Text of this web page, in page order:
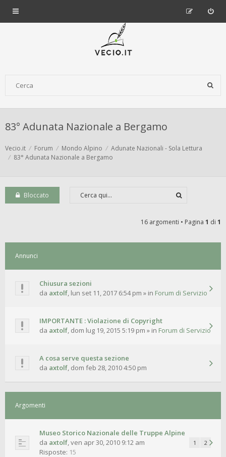
83° Adunata Nazionale a Bergamo
Vecio.it Forum Mondo Alpino
Adunate Nazionali - Sola Lettura
83° Adunata Nazionale a Bergamo
Bloccato
16 argomenti • Pagina 1 di 1
Annunci
Chiusura sezioni
da axtolf, lun set 11, 2017 6:54 pm » in Forum di Servizio
IMPORTANTE : Violazione di Copyright
da axtolf, dom lug 19, 2015 5:19 pm » in Forum di Servizio
A cosa serve questa sezione
da axtolf, dom feb 28, 2010 4:50 pm
Argomenti
Museo Storico Nazionale delle Truppe Alpine
da axtolf,ven apr 30, 2010 9:12 am 1 2
Risposte: 15